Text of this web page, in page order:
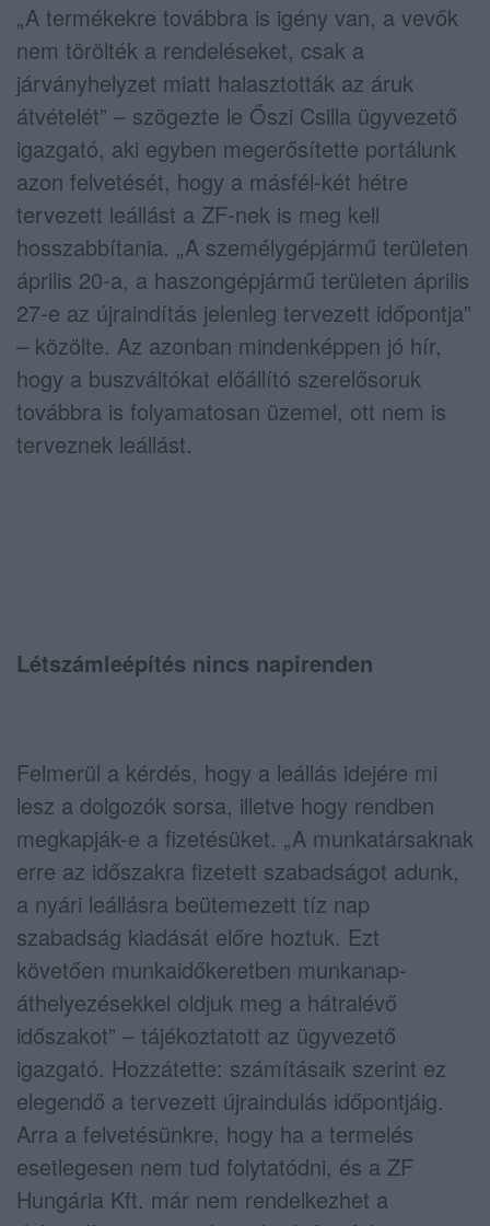
„A termékekre továbbra is igény van, a vevők
nem törölték a rendeléseket, csak a
járványhelyzet miatt halasztották az áruk
átvételét” – szögezte le Őszi Csilla ügyvezető
igazgató, aki egyben megerősítette portálunk
azon felvetését, hogy a másfél-két hétre
tervezett leállást a ZF-nek is meg kell
hosszabbítania. „A személygépjármű területen
április 20-a, a haszongépjármű területen április
27-e az újraindítás jelenleg tervezett időpontja”
– közölte. Az azonban mindenképpen jó hír,
hogy a buszváltókat előállító szerelősoruk
továbbra is folyamatosan üzemel, ott nem is
terveznek leállást.
Létszámleépítés nincs napirenden
Felmerül a kérdés, hogy a leállás idejére mi
lesz a dolgozók sorsa, illetve hogy rendben
megkapják-e a fizetésüket. „A munkatársaknak
erre az időszakra fizetett szabadságot adunk,
a nyári leállásra beütemezett tíz nap
szabadság kiadását előre hoztuk. Ezt
követően munkaidőkeretben munkanap-
áthelyezésekkel oldjuk meg a hátralévő
időszakot” – tájékoztatott az ügyvezető
igazgató. Hozzátette: számításaik szerint ez
elegendő a tervezett újraindulás időpontjáig.
Arra a felvetésünkre, hogy ha a termelés
esetlegesen nem tud folytatódni, és a ZF
Hungária Kft. már nem rendelkezhet a